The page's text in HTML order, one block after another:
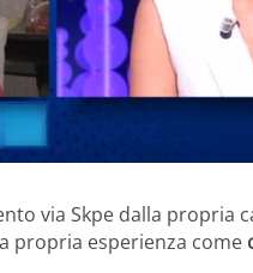
via Skpe dalla propria
propria esperienza come